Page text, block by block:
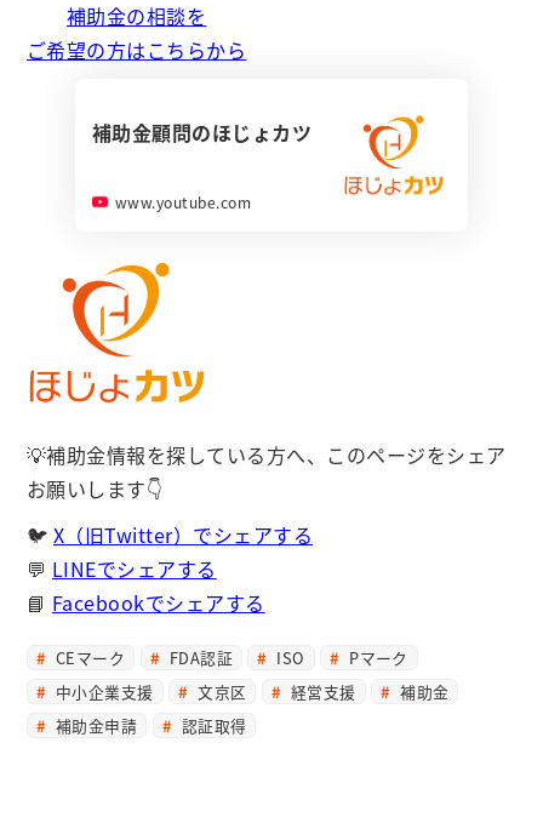
補助金の相談を
ご希望の方はこちらから
補助金顧問のほじょカツ
www.youtube.com
💡補助金情報を探している方へ、このページをシェア
お願いします👇
🐦 X（旧Twitter）でシェアする
💬 LINEでシェアする
📘 Facebookでシェアする
CEマーク FDA認証 ISO
Pマーク
中小企業支援
文京区 経営支援
補助金
補助金申請
認証取得